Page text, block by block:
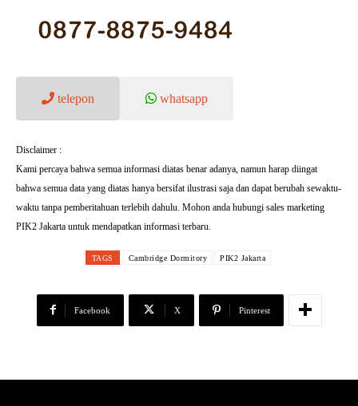
telepon whatsapp
Disclaimer :
Kami percaya bahwa semua informasi diatas benar adanya, namun harap diingat
bahwa semua data yang diatas hanya bersifat ilustrasi saja dan dapat berubah sewaktu-
waktu tanpa pemberitahuan terlebih dahulu. Mohon anda hubungi sales marketing
PIK2 Jakarta untuk mendapatkan informasi terbaru.
TAGS Cambridge Dormitory PIK2 Jakarta
Facebook X Pinterest